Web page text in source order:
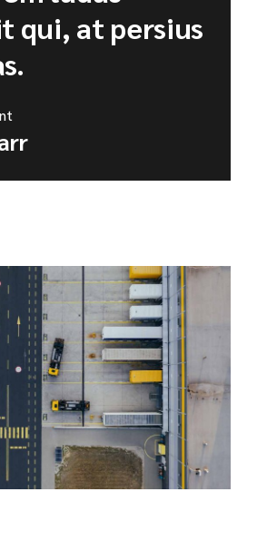
qui, at persius